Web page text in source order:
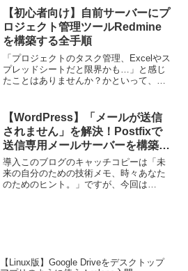
す。サーバーを運用していると、「毎日
深夜にバックアップを取り...
【初心者向け】自前サーバーにプ
ロジェクト管理ツールRedmine
を構築する全手順
「プロジェクトのタスク管理、Excelやス
プレッドシートだと限界かも…」と感じ
たことはありませんか？かといって、高
すめなのが、オープンソースのプロジェ
クト管理ツール「R...
【WordPress】「メールが送信
されません」を解決！Postfixで
送信専用メールサーバーを構築す
る方法
導入このブログのキャッチコピーは「未
来の自分のための技術メモ、時々あなた
のためのヒント。」ですが、今回は
【Linux版】Google Driveをデスクトップ